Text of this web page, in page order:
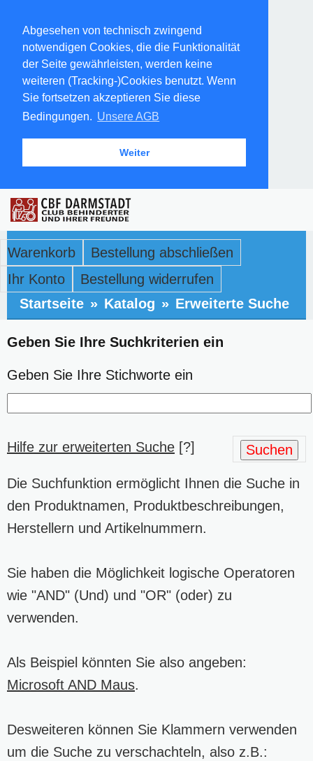
Abgesehen von technisch zwingend
notwendigen Cookies, die die Funktionalität
der Seite gewährleisten, werden keine
weiteren (Tracking-)Cookies benutzt. Wenn
Sie fortsetzen akzeptieren Sie diese
Bedingungen. Unsere AGB
Weiter
Warenkorb
Bestellung abschließen
Ihr Konto
Bestellung widerrufen
Startseite » Katalog » Erweiterte Suche
Geben Sie Ihre Suchkriterien ein
Geben Sie Ihre Stichworte ein
Hilfe zur erweiterten Suche [?] Suchen
Die Suchfunktion ermöglicht Ihnen die Suche in
den Produktnamen, Produktbeschreibungen,
Herstellern und Artikelnummern.
Sie haben die Möglichkeit logische Operatoren
wie "AND" (Und) und "OR" (oder) zu
verwenden.
Als Beispiel könnten Sie also angeben:
Microsoft AND Maus.
Desweiteren können Sie Klammern verwenden
um die Suche zu verschachteln, also z.B.: